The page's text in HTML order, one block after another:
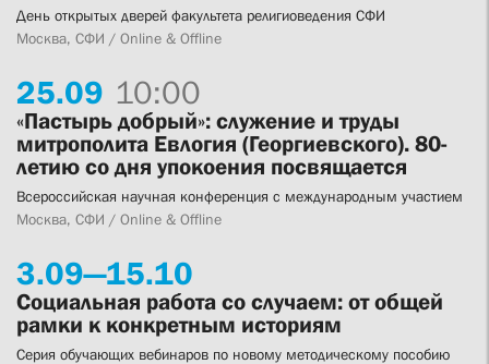
День открытых дверей факультета религиоведения СФИ
Москва, СФИ / Online & Offline
25.09 10:00
«Пастырь добрый»: служение и труды
митрополита Евлогия (Георгиевского). 80-
летию со дня упокоения посвящается
Всероссийская научная конференция с международным участием
Москва, СФИ / Online & Offline
3.09—15.10
Социальная работа со случаем: от общей
рамки к конкретным историям
Серия обучающих вебинаров по новому методическому пособию